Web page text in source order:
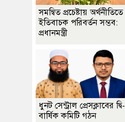
সমন্বিত প্রচেষ্টায় অর্থনীতিতে
ইতিবাচক পরিবর্তন সম্ভব:
প্রধানমন্ত্রী
ধুনট সেন্ট্রাল প্রেসক্লাবের দ্বি-
বার্ষিক কমিটি গঠন